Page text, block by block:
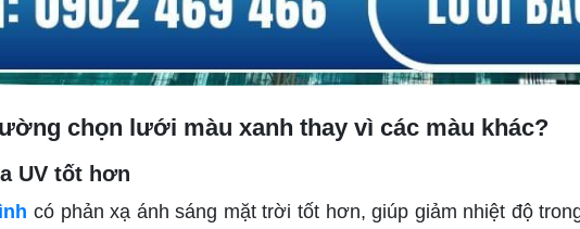
chọn lưới màu xanh thay vì các màu khác?
UV tốt hơn
có phản xạ ánh sáng mặt trời tốt hơn, giúp giảm nhiệt độ